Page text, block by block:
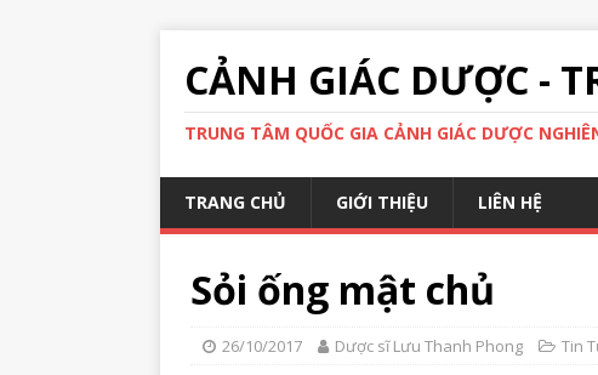
CẢNH GIÁC DƯỢC -
TRUNG TÂM QUỐC GIA CẢNH GIÁC DƯỢC
TRANG CHỦ GIỚI THIỆU LIÊN HỆ
Sỏi ống mật chủ
26/10/2017 Dược sĩ Lưu Thanh Phong Tin